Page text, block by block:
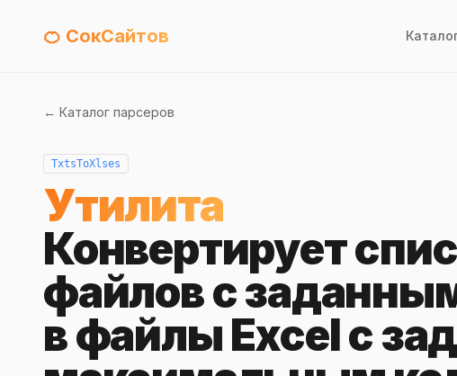
🍊 СокСайтов
← Каталог парсеров
TxtsToXlses
Утилита
Конвертирует
файлов с
в файлы Excel с